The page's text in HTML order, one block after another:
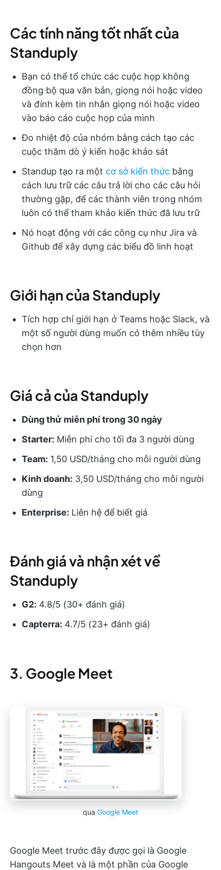
Các tính năng tốt nhất của
Standuply
Bạn có thể tổ chức các cuộc họp không
đồng bộ qua văn bản, giọng nói hoặc video
và đính kèm tin nhắn giọng nói hoặc video
vào báo cáo cuộc họp của mình
Đo nhiệt độ của nhóm bằng cách tạo các
cuộc thăm dò ý kiến hoặc khảo sát
Standup tạo ra một cơ sở kiến thức bằng
cách lưu trữ các câu trả lời cho các câu hỏi
thường gặp, để các thành viên trong nhóm
luôn có thể tham khảo kiến thức đã lưu trữ
Nó hoạt động với các công cụ như Jira và
Github để xây dựng các biểu đồ linh hoạt
Giới hạn của Standuply
Tích hợp chỉ giới hạn ở Teams hoặc Slack, và
một số người dùng muốn có thêm nhiều tùy
chọn hơn
Giá cả của Standuply
Dùng thử miễn phí trong 30 ngày
Starter: Miễn phí cho tối đa 3 người dùng
Team: 1,50 USD/tháng cho mỗi người dùng
Kinh doanh: 3,50 USD/tháng cho mỗi người
dùng
Enterprise: Liên hệ để biết giá
Đánh giá và nhận xét về
Standuply
G2: 4.8/5 (30+ đánh giá)
Capterra: 4.7/5 (23+ đánh giá)
3. Google Meet
qua Google Meet
Google Meet trước đây được gọi là Google
Hangouts Meet và là một phần của Google